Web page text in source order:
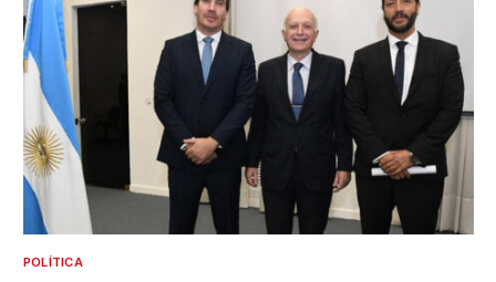
POLÍTICA